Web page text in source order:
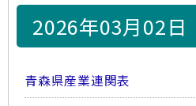
2026年03月02日
青森県産業連関表